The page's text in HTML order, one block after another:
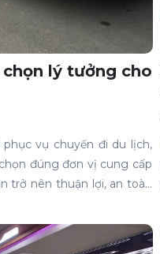
chọn lý tưởng cho
vụ chuyến đi du lịch,
đúng đơn vị cung cấp
trở nên thuận lợi, an toàn
cũng đảm bảo chất lượng
hiểu kỹ trước khi thuê là